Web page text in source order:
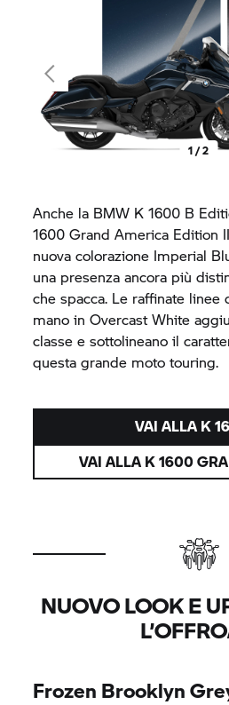
1 / 2
Anche la BMW K 1600 B
1600 Grand America Edition
nuova colorazione Imperial
una presenza ancora più
che spacca. Le raffinate
mano in Overcast White
classe e sottolineano il
questa grande moto touring.
VAI ALLA K
VAI ALLA K 1600
NUOVO LOOK E
Frozen Brooklyn